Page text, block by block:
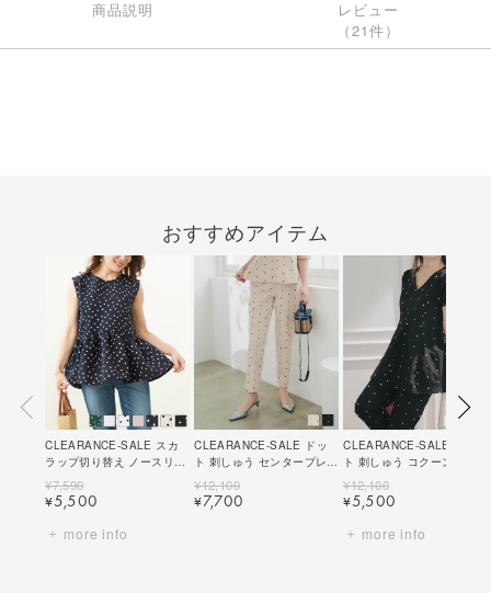
商品説明
レビュー
（21件）
おすすめアイテム
CLEARANCE-SALE スカ
ラップ切り替え ノースリー
ブ ブラウス Liala×PG 全7
色｜lpg811-1360【10】
¥7,590
¥5,500
more info
CLEARANCE-SALE ドッ
ト 刺しゅう センタープレス
パンツ Liala×PG 全2色｜
lpg721-2118【2】
¥12,100
¥7,700
CLEARANCE-SALE ドッ
ト 刺しゅう コクーンフレア
ブラウス Liala×PG 全3色
｜lpg821-2117【1】
¥12,100
¥5,500
more info